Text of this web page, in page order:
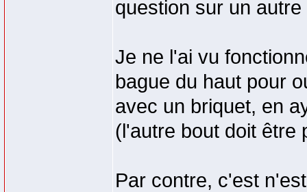
question sur un
Je ne l'ai vu
bague du haut pour
avec un briquet, en
(l'autre bout doit être
Par contre, c'est